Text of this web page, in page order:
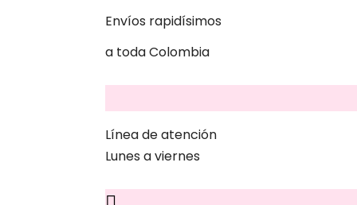
Envíos rapidísimos
a toda Colombia
Línea de atención
Lunes a viernes